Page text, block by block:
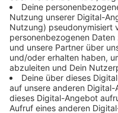
sogenannten Fäkal-
haben geprüft, ob das
oder Mensch
und der Hitdorfer See
Saison werden alle
entnommen, um die
gewährleisten.